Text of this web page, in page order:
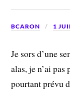
BCARON 1
Je sors d’une
alas, je n’ai
pourtant prévu